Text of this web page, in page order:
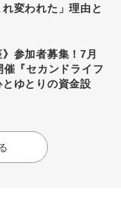
変われた」理由と
》参加者募集！7月
『セカンドライフ
ゆとりの資金設